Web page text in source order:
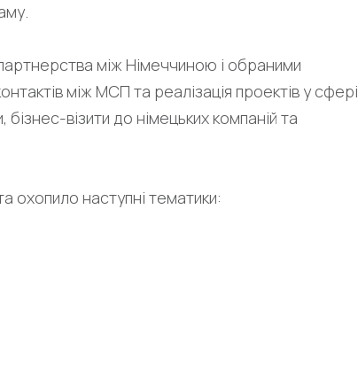
між Німеччиною і обраними
між МСП та реалізація проектів у сфері
візити до німецьких компаній та
охопило наступні тематики: